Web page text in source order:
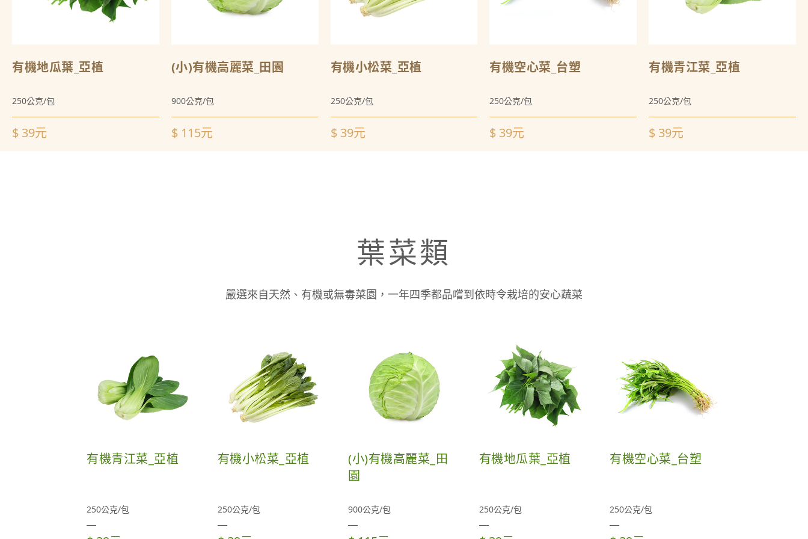
有機地瓜葉_亞植
250公克/包
$ 39元
(小)有機高麗菜_田園
900公克/包
$ 115元
有機小松菜_亞植
250公克/包
$ 39元
有機空心菜_台塑
250公克/包
$ 39元
有機青江菜_亞植
250公克/包
$ 39元
葉菜類
嚴選來自天然、有機或無毒菜園，一年四季都品嚐到依時令栽培的安心蔬菜
有機青江菜_亞植
250公克/包
有機小松菜_亞植
250公克/包
(小)有機高麗菜_田
園
900公克/包
有機地瓜葉_亞植
250公克/包
有機空心菜_台塑
250公克/包